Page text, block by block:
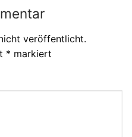
veröffentlicht.
* markiert